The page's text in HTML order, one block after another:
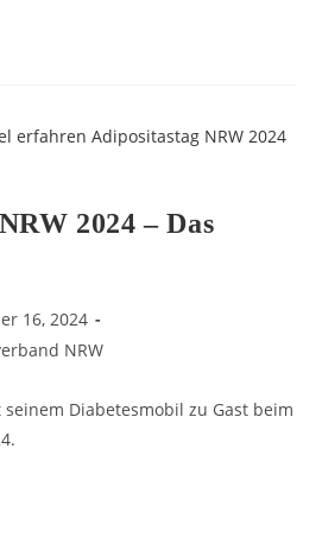
2024 – Das
16, 2024
NRW
Diabetesmobil zu Gast beim